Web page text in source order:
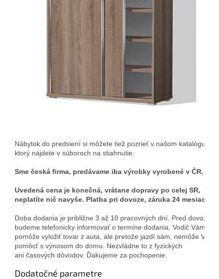
Nábytok do predsiení si môžete tiež pozrieť v našom katalógu,
ktorý nájdete v súboroch na stiahnutie.
Sme česká firma, predávame iba výrobky vyrobené v ČR.
Uvedená cena je konečná, vrátane dopravy po celej SR,
neplatíte nič navyše. Platba pri dovoze, záruka 24 mesiacov
Doba dodania je približne 3 až 10 pracovných dní. Pred
budeme telefonicky informovať o termíne dodania. Vodič Vám
pomôže vyložiť tovar z auta, ale pretože jazdí sám, nemôže Vám
pomôcť s výnosom do domu. Nezvládne to z fyzických
ani časových dôvodov. Ďakujeme za pochopenie.
Dodatočné parametre